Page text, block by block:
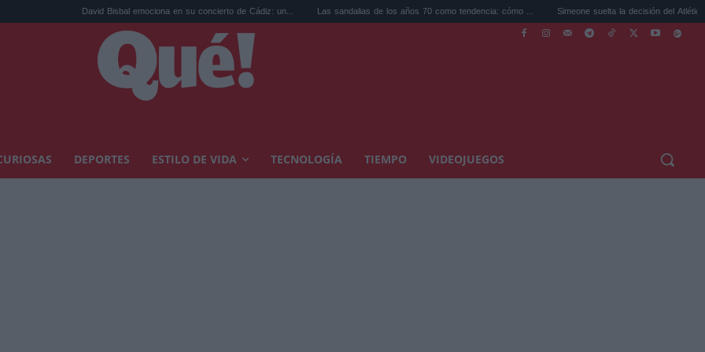
David Bisbal emociona en su concierto de Cádiz: un... Las sandalias de los años 70 como tendencia: cómo ... Simeone suelta la decisión del Atlético sobre Juli...
DEPORTES ESTILO DE VIDA TECNOLOGÍA TIEMPO VIDEOJUEGOS